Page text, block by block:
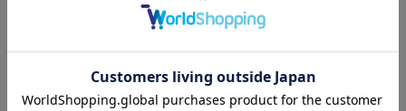
初めてのレビュー募集中♡